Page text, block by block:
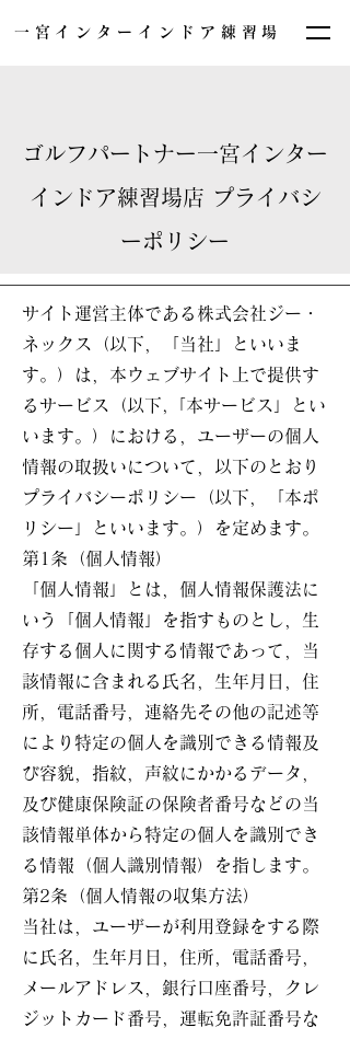
一宮インターインドア練習場
ゴルフパートナー一宮インター
インドア練習場店 プライバシ
ーポリシー
サイト運営主体である株式会社ジー・
ネックス（以下，「当社」といいま
す。）は，本ウェブサイト上で提供す
るサービス（以下,「本サービス」とい
います。）における，ユーザーの個人
情報の取扱いについて，以下のとおり
プライバシーポリシー（以下，「本ポ
リシー」といいます。）を定めます。
第1条（個人情報）
「個人情報」とは，個人情報保護法に
いう「個人情報」を指すものとし，生
存する個人に関する情報であって，当
該情報に含まれる氏名，生年月日，住
所，電話番号，連絡先その他の記述等
により特定の個人を識別できる情報及
び容貌，指紋，声紋にかかるデータ，
及び健康保険証の保険者番号などの当
該情報単体から特定の個人を識別でき
る情報（個人識別情報）を指します。
第2条（個人情報の収集方法）
当社は，ユーザーが利用登録をする際
に氏名，生年月日，住所，電話番号，
メールアドレス，銀行口座番号，クレ
ジットカード番号，運転免許証番号な